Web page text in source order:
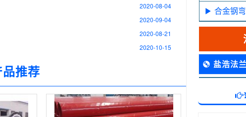
2020-08-04
2020-09-04
2020-08-21
2020-10-15
推荐
合金钢
盐浩法